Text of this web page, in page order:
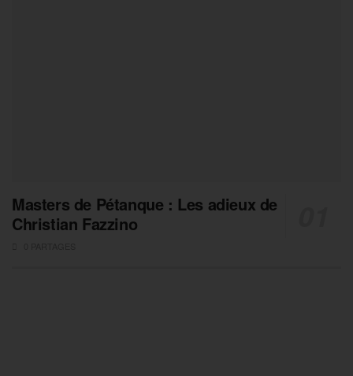
Masters de Pétanque : Les adieux de
Christian Fazzino